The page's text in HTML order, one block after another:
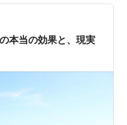
本当の効果と、現実